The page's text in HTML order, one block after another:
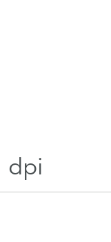
dpi